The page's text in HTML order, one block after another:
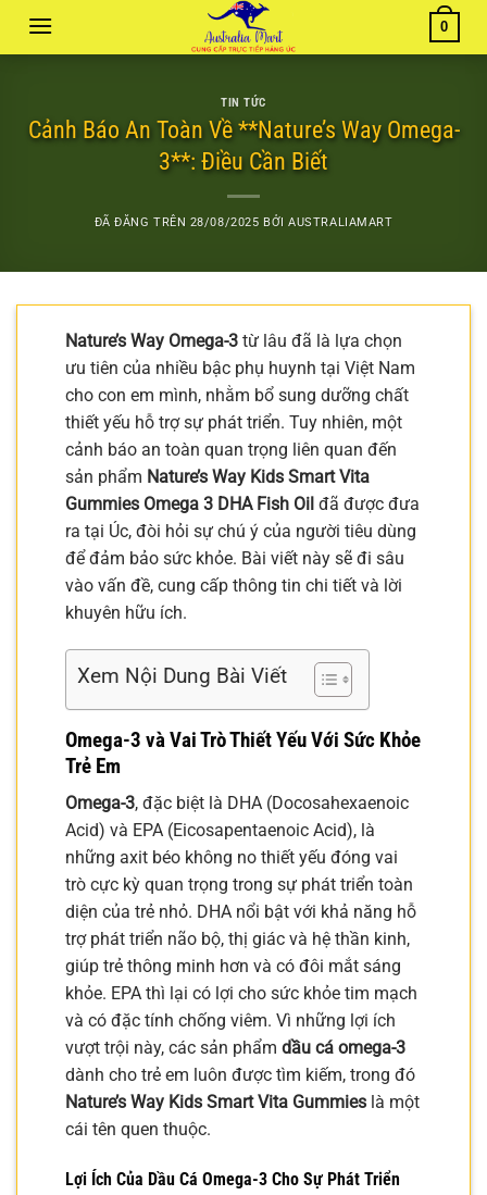
0
TIN TỨC
Cảnh Báo An Toàn Về **Nature’s Way Omega-
3**: Điều Cần Biết
ĐÃ ĐĂNG TRÊN 28/08/2025 BỞIAUSTRALIAMART
Nature’s Way Omega-3 từ lâu đã là lựa chọn
ưu tiên của nhiều bậc phụ huynh tại Việt Nam
cho con em mình, nhằm bổ sung dưỡng chất
thiết yếu hỗ trợ sự phát triển. Tuy nhiên, một
cảnh báo an toàn quan trọng liên quan đến
sản phẩm Nature’s Way Kids Smart Vita
Gummies Omega 3 DHA Fish Oil đã được đưa
ra tại Úc, đòi hỏi sự chú ý của người tiêu dùng
để đảm bảo sức khỏe. Bài viết này sẽ đi sâu
vào vấn đề, cung cấp thông tin chi tiết và lời
khuyên hữu ích.
Xem Nội Dung Bài Viết
Omega-3 và Vai Trò Thiết Yếu Với Sức Khỏe
Trẻ Em
Omega-3, đặc biệt là DHA (Docosahexaenoic
Acid) và EPA (Eicosapentaenoic Acid), là
những axit béo không no thiết yếu đóng vai
trò cực kỳ quan trọng trong sự phát triển toàn
diện của trẻ nhỏ. DHA nổi bật với khả năng hỗ
trợ phát triển não bộ, thị giác và hệ thần kinh,
giúp trẻ thông minh hơn và có đôi mắt sáng
khỏe. EPA thì lại có lợi cho sức khỏe tim mạch
và có đặc tính chống viêm. Vì những lợi ích
vượt trội này, các sản phẩm dầu cá omega-3
dành cho trẻ em luôn được tìm kiếm, trong đó
Nature’s Way Kids Smart Vita Gummies là một
cái tên quen thuộc.
Lợi Ích Của Dầu Cá Omega-3 Cho Sự Phát Triển